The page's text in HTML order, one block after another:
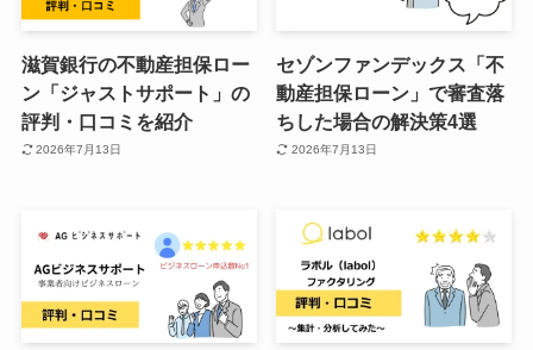
滋賀銀行の不動産担保ロー
ン「ジャストサポート」の
評判・口コミを紹介
2026年7月13日
セゾンファンデックス「不
動産担保ローン」で審査落
ちした場合の解決策4選
2026年7月13日